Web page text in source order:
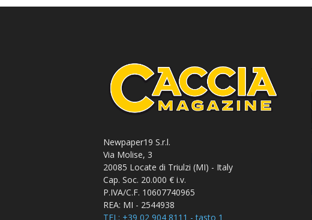
Newpaper19 S.r.l.
Via Molise, 3
20085 Locate di Triulzi (MI) - Italy
Cap. Soc. 20.000 € i.v.
P.IVA/C.F. 10607740965
REA: MI - 2544938
TEL: +39 02 904 8111 - tasto 1